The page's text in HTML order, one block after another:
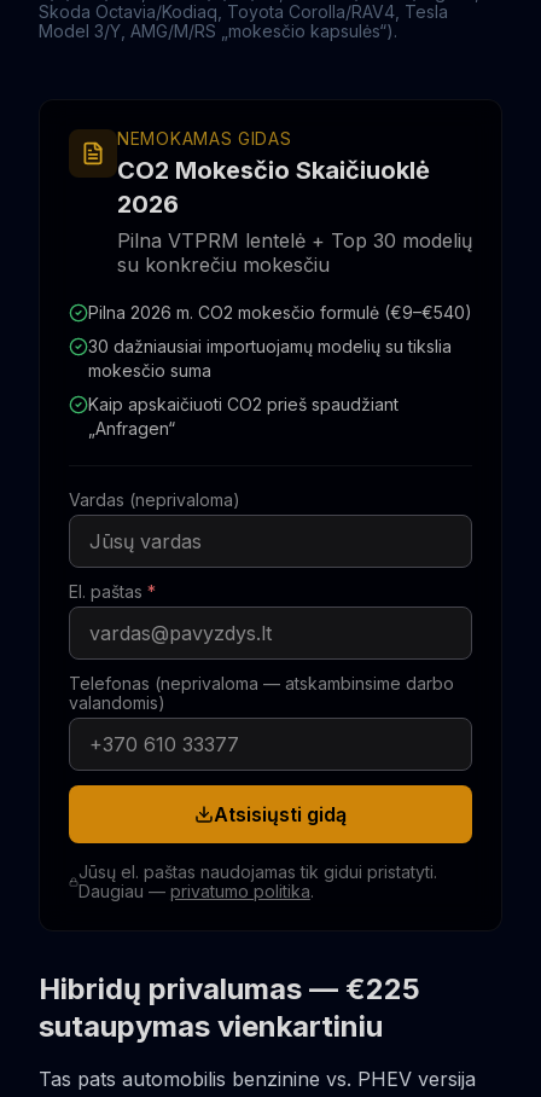
Skoda Octavia/Kodiaq, Toyota Corolla/RAV4, Tesla
Model 3/Y, AMG/M/RS „mokesčio kapsulės“).
NEMOKAMAS GIDAS
CO2 Mokesčio Skaičiuoklė
2026
Pilna VTPRM lentelė + Top 30 modelių
su konkrečiu mokesčiu
Pilna 2026 m. CO2 mokesčio formulė (€9–€540)
30 dažniausiai importuojamų modelių su tikslia
mokesčio suma
Kaip apskaičiuoti CO2 prieš spaudžiant
„Anfragen“
Vardas (neprivaloma)
El. paštas *
Telefonas (neprivaloma — atskambinsime darbo
valandomis)
Atsisiųsti gidą
Jūsų el. paštas naudojamas tik gidui pristatyti.
Daugiau — privatumo politika.
Hibridų privalumas — €225
sutaupymas vienkartiniu
Tas pats automobilis benzinine vs. PHEV versija